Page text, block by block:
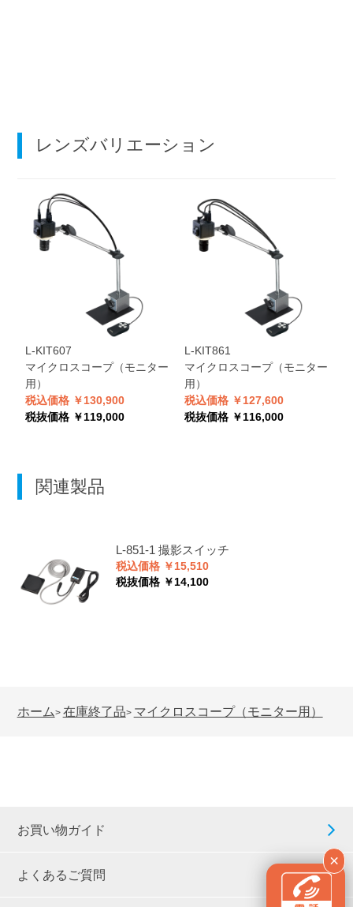
×
レンズバリエーション
L-KIT607
マイクロスコープ（モニター
用）
税込価格 ￥130,900
税抜価格 ￥119,000
L-KIT861
マイクロスコープ（モニター
用）
税込価格 ￥127,600
税抜価格 ￥116,000
関連製品
L-851-1 撮影スイッチ
税込価格 ￥15,510
税抜価格 ￥14,100
ホーム> 在庫終了品> マイクロスコープ（モニター用）
お買い物ガイド
よくあるご質問